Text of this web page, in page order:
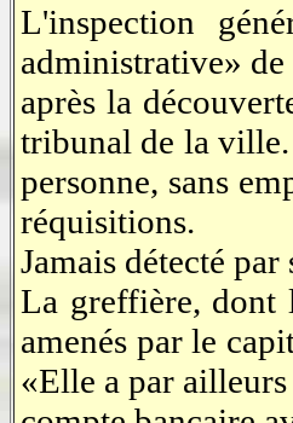
L'inspection
administrative» de
après la
tribunal de la ville.
personne, sans
réquisitions.
Jamais détecté par
La greffière, dont
amenés par le
«Elle a par